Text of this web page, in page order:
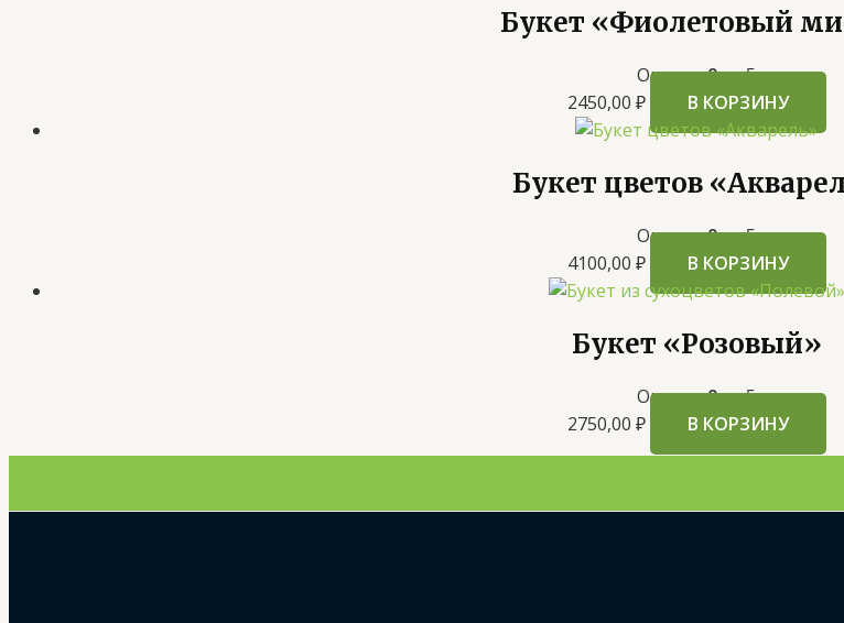
Букет «Фиолетовый
Оценка0из 5
2450,00 ₽ В КОРЗИНУ
Букет цветов
Оценка0из 5
4100,00 ₽ В КОРЗИНУ
Букет «Розовый»
Оценка0из 5
2750,00 ₽ В КОРЗИНУ